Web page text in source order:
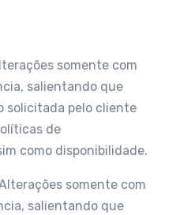
somente com
salientando que
solicitada pelo cliente
de
como disponibilidade.
somente com
salientando que